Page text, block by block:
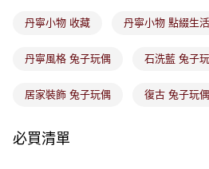
丹寧小物 收藏 丹寧小物 點綴生活
丹寧風格 兔子玩偶 石洗藍 兔子
居家裝飾 兔子玩偶 復古 兔子玩偶
必買清單